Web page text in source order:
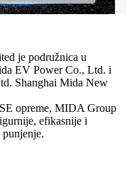
je podružnica u
EV Power Co., Ltd. i
Shanghai Mida New
opreme, MIDA Group
efikasnije i